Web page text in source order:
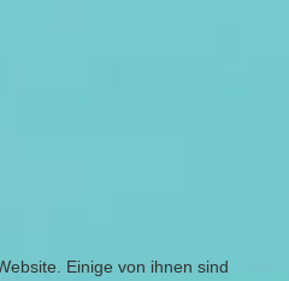
Einige von ihnen sind